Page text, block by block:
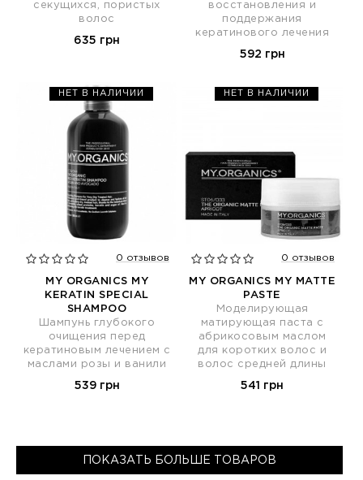
секущихся, пористых
волос
635 грн
восстановления и
поддержания
кератинового лечения
592 грн
НЕТ В НАЛИЧИИ
0 отзывов
MY ORGANICS MY
KERATIN SPECIAL
SHAMPOO
Шампунь глубокого
очищения перед
кератиновым лечением с
маслами розы и ванили
539 грн
НЕТ В НАЛИЧИИ
0 отзывов
MY ORGANICS MY MATTE
PASTE
Моделирующая
матирующая паста с
абрикосовым маслом
для коротких волос и
волос средней длины
541 грн
ПОКАЗАТЬ БОЛЬШЕ ТОВАРОВ